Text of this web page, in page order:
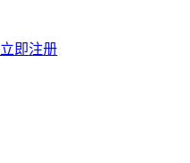
立即注册